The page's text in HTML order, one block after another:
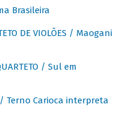
Brasileira
DE VIOLÕES / Maogani
/ Sul em
/ Terno Carioca interpreta